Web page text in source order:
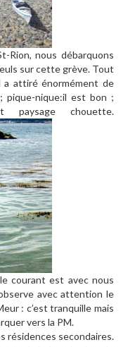
Rion, nous débarquons
sur cette grève. Tout
a attiré énormément de
pique-nique:il est bon ;
chouette.
courant est avec nous
avec attention le
: c’est tranquille mais
vers la PM.
résidences secondaires.